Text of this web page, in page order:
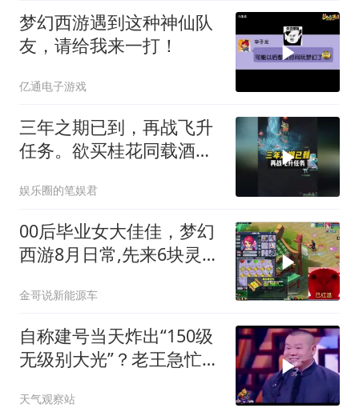
梦幻西游遇到这种神仙队
友，请给我来一打！
亿通电子游戏
三年之期已到，再战飞升
任务。欲买桂花同载酒，
娱乐圈的笔娱君
00后毕业女大佳佳，梦幻
西游8月日常,先来6块灵犀
金哥说新能源车
自称建号当天炸出“150级
无级别大光”？老王急忙上
天气观察站